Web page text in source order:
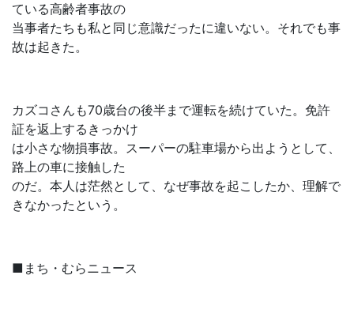
ている高齢者事故の
当事者たちも私と同じ意識だったに違いない。それでも事
故は起きた。
カズコさんも70歳台の後半まで運転を続けていた。免許
証を返上するきっかけ
は小さな物損事故。スーパーの駐車場から出ようとして、
路上の車に接触した
のだ。本人は茫然として、なぜ事故を起こしたか、理解で
きなかったという。
■まち・むらニュース